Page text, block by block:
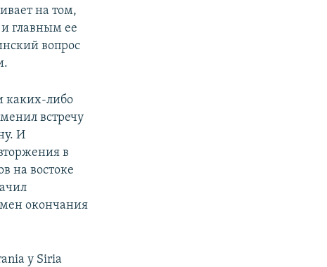
на том,
главным ее
вопрос
каких-либо
встречу
И
в
на востоке
окончания
y Siria